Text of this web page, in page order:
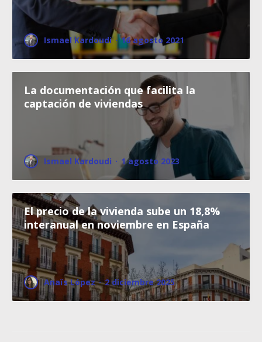
Ismael Kardoudi · 16 agosto 2021
La documentación que facilita la
captación de viviendas
Ismael Kardoudi · 1 agosto 2023
El precio de la vivienda sube un 18,8%
interanual en noviembre en España
Anaïs López · 2 diciembre 2025